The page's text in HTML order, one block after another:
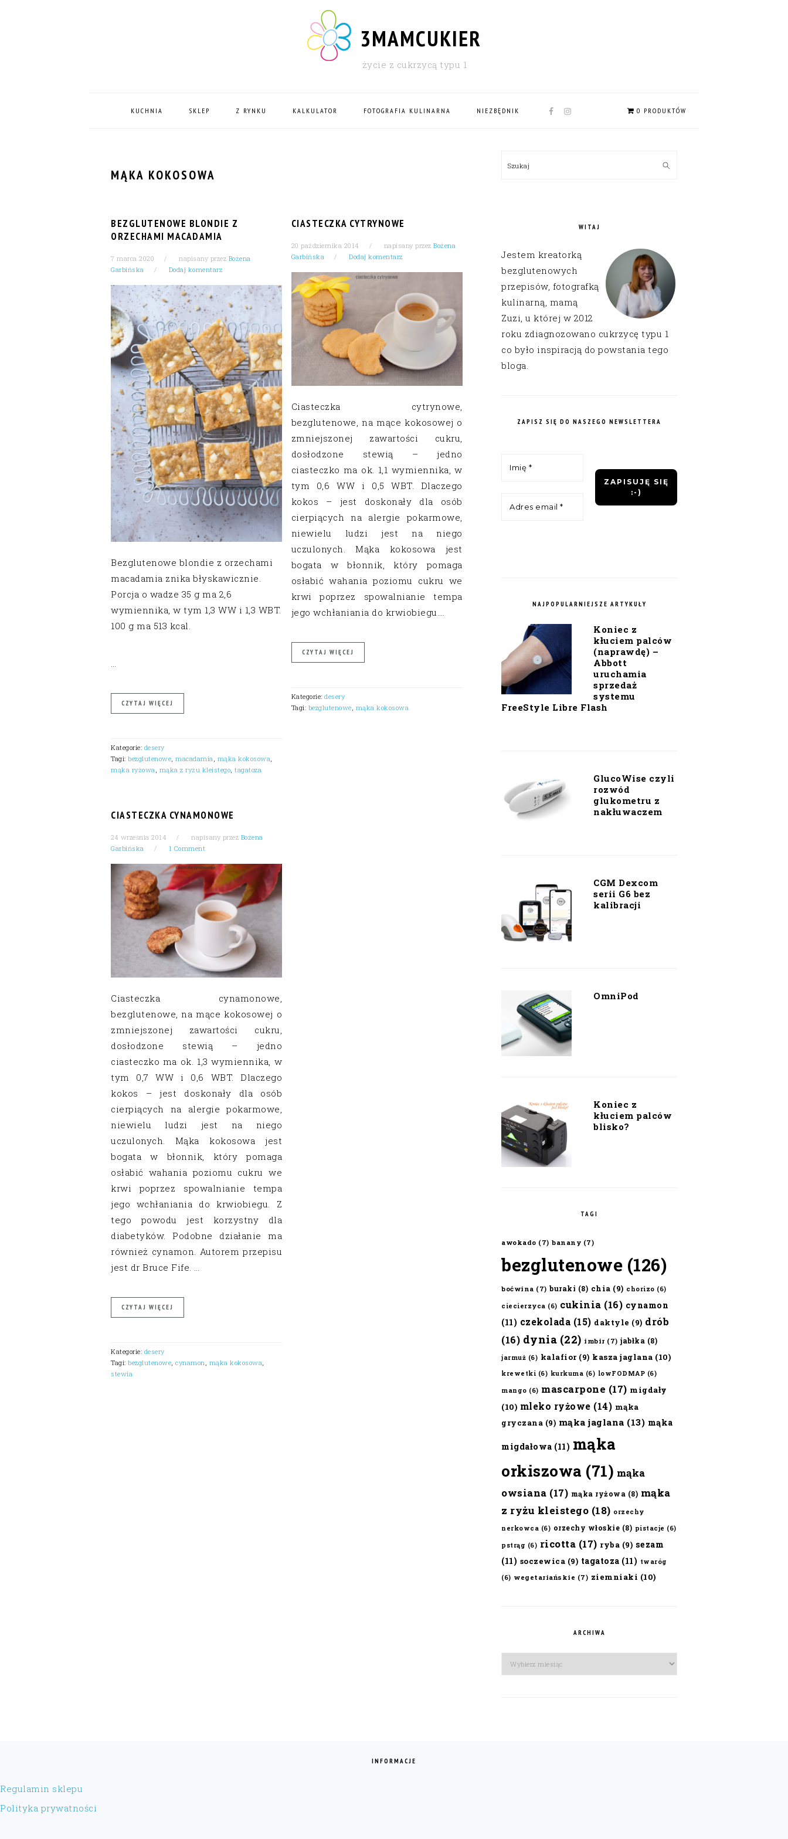
3MAMCUKIER
życie z cukrzycą typu 1
KUCHNIA SKLEP Z RYNKU KALKULATOR FOTOGRAFIA KULINARNA NIEZBĘDNIK
NAV
0 PRODUKTÓW
MĄKA KOKOSOWA
BEZGLUTENOWE BLONDIE Z
ORZECHAMI MACADAMIA
7 marca 2020 napisany przez Bożena
Garbińska
Dodaj komentarz
Bezglutenowe blondie z orzechami
macadamia znika błyskawicznie.
Porcja o wadze 35 g ma 2,6
wymiennika, w tym 1,3 WW i 1,3 WBT.
100 g ma 513 kcal.
…
CZYTAJ WIĘCEJ
Kategorie: desery
Tagi: bezglutenowe, macadamia, mąka kokosowa,
mąka ryżowa, mąka z ryżu kleistego, tagatoza
CIASTECZKA CYTRYNOWE
20 października 2014 napisany przezBożena
Garbińska
Dodaj komentarz
Ciasteczka cytrynowe,
bezglutenowe, na mące kokosowej o
zmniejszonej zawartości cukru,
dosłodzone stewią – jedno
ciasteczko ma ok. 1,1 wymiennika, w
tym 0,6 WW i 0,5 WBT. Dlaczego
kokos – jest doskonały dla osób
cierpiących na alergie pokarmowe,
niewielu ludzi jest na niego
uczulonych. Mąka kokosowa jest
bogata w błonnik, który pomaga
osłabić wahania poziomu cukru we
krwi poprzez spowalnianie tempa
jego wchłaniania do krwiobiegu….
CZYTAJ WIĘCEJ
Kategorie:desery
Tagi: bezglutenowe mąka kokosowa
CIASTECZKA CYNAMONOWE
24 września 2014 napisany przez Bożena
Garbińska
1 Comment
Ciasteczka cynamonowe,
bezglutenowe, na mące kokosowej o
zmniejszonej zawartości cukru,
dosłodzone stewią – jedno
ciasteczko ma ok. 1,3 wymiennika, w
tym 0,7 WW i 0,6 WBT. Dlaczego
kokos – jest doskonały dla osób
cierpiących na alergie pokarmowe,
niewielu ludzi jest na niego
uczulonych. Mąka kokosowa jest
bogata w błonnik, który pomaga
osłabić wahania poziomu cukru we
krwi poprzez spowalnianie tempa
jego wchłaniania do krwiobiegu. Z
tego powodu jest korzystny dla
diabetyków. Podobne działanie ma
również cynamon. Autorem przepisu
jest dr Bruce Fife. …
CZYTAJ WIĘCEJ
Kategorie: desery
Tagi: bezglutenowe, cynamon, mąka kokosowa,
stewia
SIDEBAR
Szukaj
WITAJ
Jestem kreatorką
bezglutenowych
przepisów, fotografką
kulinarną, mamą
Zuzi, u której w 2012
roku zdiagnozowano cukrzycę typu 1
co było inspiracją do powstania tego
bloga.
ZAPISZ SIĘ DO NASZEGO NEWSLETTERA
NAJPOPULARNIEJSZE ARTYKUŁY
Koniec z
kłuciem palców
(naprawdę) –
Abbott
uruchamia
sprzedaż
systemu
FreeStyle Libre Flash
GlucoWise czyli
rozwód
glukometru z
nakłuwaczem
CGM Dexcom
serii G6 bez
kalibracji
OmniPod
Koniec z
kłuciem palców
blisko?
TAGI
awokado (7) banany (7)
bezglutenowe (126)
boćwina (7) buraki (8) chia (9) chorizo (6)
ciecierzyca (6) cukinia (16) cynamon
(11) czekolada (15) daktyle (9) drób
(16) dynia (22) imbir (7) jabłka (8)
jarmuż (6) kalafior(9) kasza jaglana (10)
krewetki (6) kurkuma (6) lowFODMAP (6)
mango (6) mascarpone (17) migdały
(10) mleko ryżowe (14) mąka
gryczana (9) mąka jaglana (13) mąka
migdałowa (11) mąka
orkiszowa (71) mąka
owsiana (17) mąka ryżowa (8) mąka
z ryżu kleistego (18) orzechy
nerkowca (6) orzechy włoskie (8) pistacje (6)
pstrąg (6) ricotta (17) ryba (9) sezam
(11) soczewica (9) tagatoza (11) twaróg
(6) wegetariańskie (7) ziemniaki (10)
ARCHIWA
Archiwa
INFORMACJE
Regulamin sklepu
Polityka prywatności